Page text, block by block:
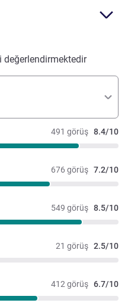
değerlendirmektedir
491 görüş 8.4/10
676 görüş 7.2/10
549 görüş 8.5/10
21 görüş 2.5/10
412 görüş 6.7/10